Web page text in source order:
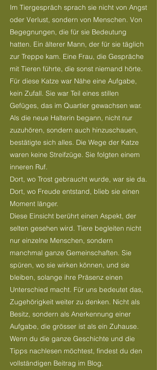
Im Tiergespräch sprach sie nicht von Angst
oder Verlust, sondern von Menschen. Von
Begegnungen, die für sie Bedeutung
hatten. Ein älterer Mann, der für sie täglich
zur Treppe kam. Eine Frau, die Gespräche
mit Tieren führte, die sonst niemand hörte.
Für diese Katze war Nähe eine Aufgabe,
kein Zufall. Sie war Teil eines stillen
Gefüges, das im Quartier gewachsen war.
Als die neue Halterin begann, nicht nur
zuzuhören, sondern auch hinzuschauen,
bestätigte sich alles. Die Wege der Katze
waren keine Streifzüge. Sie folgten einem
inneren Ruf.
Dort, wo Trost gebraucht wurde, war sie da.
Dort, wo Freude entstand, blieb sie einen
Moment länger.
Diese Einsicht berührt einen Aspekt, der
selten gesehen wird. Tiere begleiten nicht
nur einzelne Menschen, sondern
manchmal ganze Gemeinschaften. Sie
spüren, wo sie wirken können, und sie
bleiben, solange ihre Präsenz einen
Unterschied macht. Für uns bedeutet das,
Zugehörigkeit weiter zu denken. Nicht als
Besitz, sondern als Anerkennung einer
Aufgabe, die grösser ist als ein Zuhause.
Wenn du die ganze Geschichte und die
Tipps nachlesen möchtest, findest du den
vollständigen Beitrag im Blog.